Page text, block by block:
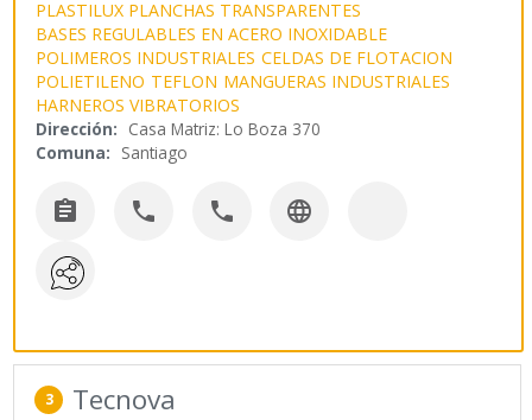
PLASTILUX PLANCHAS TRANSPARENTES
BASES REGULABLES EN ACERO INOXIDABLE
POLIMEROS INDUSTRIALES CELDAS DE FLOTACION
POLIETILENO TEFLON MANGUERAS INDUSTRIALES
HARNEROS VIBRATORIOS
Dirección: Casa Matriz: Lo Boza 370
Comuna: Santiago
   
3 Tecnova